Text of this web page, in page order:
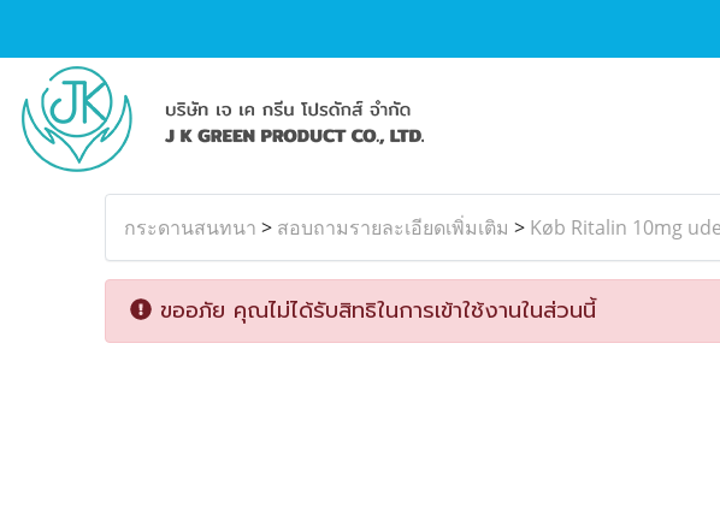
กระดานสนทนา > สอบถามรายละเอียดเพิ่มเติม > Køb Ritalin 10mg
ขออภัย คุณไม่ได้รับสิทธิในการเข้าใช้งานในส่วนนี้